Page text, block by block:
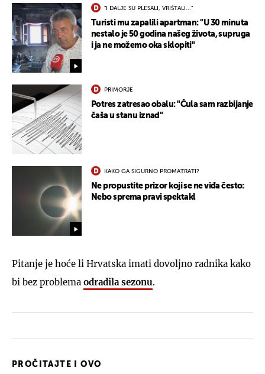
"I DALJE SU PLESALI, VRIŠTALI..."
Turisti mu zapalili apartman: "U 30 minuta
nestalo je 50 godina našeg života, supruga
i ja ne možemo oka sklopiti"
PRIMORJE
Potres zatresao obalu: "Čula sam razbijanje
čaša u stanu iznad"
KAKO GA SIGURNO PROMATRATI?
Ne propustite prizor koji se ne viđa često:
Nebo sprema pravi spektakl
Pitanje je hoće li Hrvatska imati dovoljno radnika kako
bi bez problema odradila sezonu.
PROČITAJTE I OVO